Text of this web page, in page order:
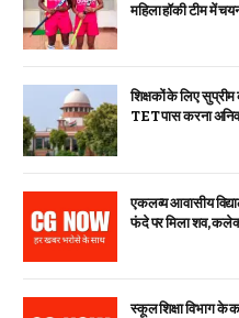
महिला हॉकी टीम में
शिक्षकों के लिए
TET पास करना
एकलव्य आवासीय
फंदे पर मिला शव,
स्कूल शिक्षा विभाग के